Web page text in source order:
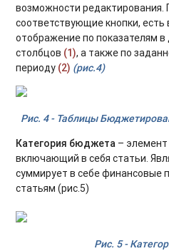
возможности редактирования.
соответствующие кнопки,
отображение по показателям
столбцов (1), а также по
периоду (2) (рис.4)
Рис. 4 - Таблицы
Категория бюджета –
включающий в себя статьи.
суммирует в себе финансовые
статьям (рис.5)
Рис. 5 -